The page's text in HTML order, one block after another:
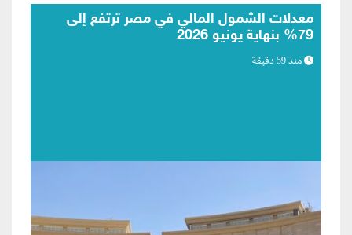
مصر بصدد إسناد 7 مناطق جديدة لاستكشاف
البترول والغاز في الصعيد والبحر الأحمر
منذ 1 ساعة